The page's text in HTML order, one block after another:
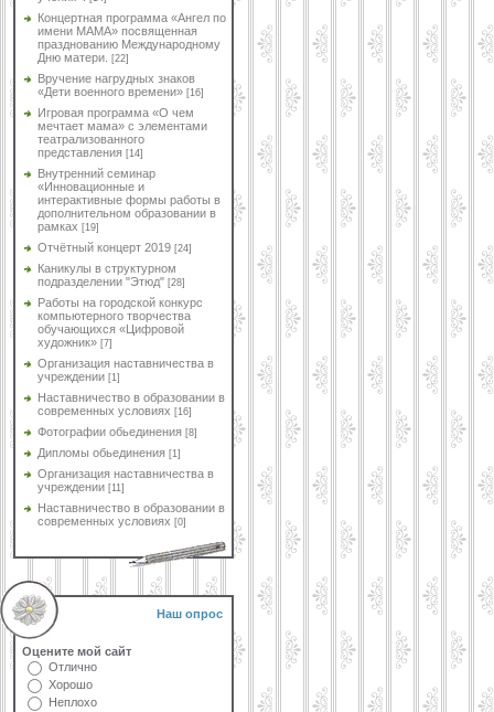
Концертная программа «Ангел по
имени МАМА» посвященная
празднованию Международному
Дню матери.
[22]
Вручение нагрудных знаков
«Дети военного времени» [16]
Игровая программа «О чем
мечтает мама» с элементами
театрализованного
представления [14]
Внутренний семинар
«Инновационные и
интерактивные формы работы в
дополнительном образовании в
рамках [19]
Отчётный концерт 2019 [24]
Каникулы в структурном
подразделении "Этюд" [28]
Работы на городской конкурс
компьютерного творчества
обучающихся «Цифровой
художник» [7]
Организация наставничества в
учреждении [1]
Наставничество в образовании в
современных условиях [16]
Фотографии обьединения [8]
Дипломы обьединения [1]
Организация наставничества в
учреждении [11]
Наставничество в образовании в
современных условиях [0]
Наш опрос
Оцените мой сайт
Отлично
Хорошо
Неплохо